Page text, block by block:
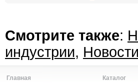
Смотрите также:
индустрии,
Главная
Каталог